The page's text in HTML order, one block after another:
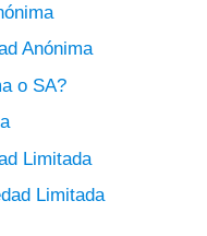
Anónima
o SA?
Limitada
Limitada